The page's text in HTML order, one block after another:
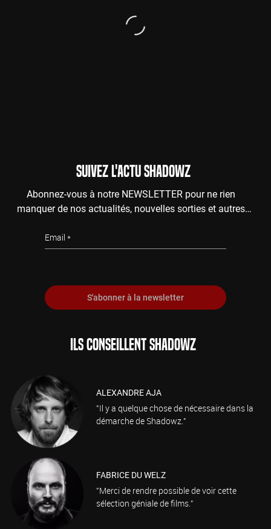
SUIVEZ L'ACTU SHADOWZ
Abonnez-vous à notre NEWSLETTER pour ne rien
manquer de nos actualités, nouvelles sorties et autres
Email
S'abonner à la newsletter
ILS CONSEILLENT SHADOWZ
ALEXANDRE AJA
"Il y a quelque chose de nécessaire dans la
démarche de Shadowz."
FABRICE DU WELZ
"Merci de rendre possible de voir cette
sélection géniale de films."